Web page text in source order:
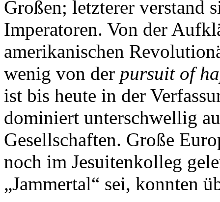
Großen; letzterer verstand
Imperatoren. Von der
amerikanischen
wenig von der pursuit of
ist bis heute in der
dominiert unterschwellig
Gesellschaften. Große
noch im Jesuitenkolleg
„Jammertal“ sei, konnten